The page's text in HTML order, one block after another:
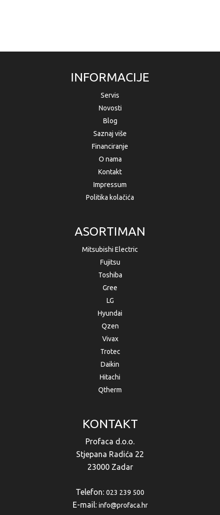
INFORMACIJE
Servis
Novosti
Blog
Saznaj više
Financiranje
O nama
Kontakt
Impressum
Politika kolačića
ASORTIMAN
Mitsubishi Electric
Fujitsu
Toshiba
Gree
LG
Hyundai
Qzen
Vivax
Trotec
Daikin
Hitachi
Qtherm
KONTAKT
Profaca d.o.o.
Stjepana Radića 22
23000 Zadar
Telefon: 023 239 500
E-mail: info@profaca.hr